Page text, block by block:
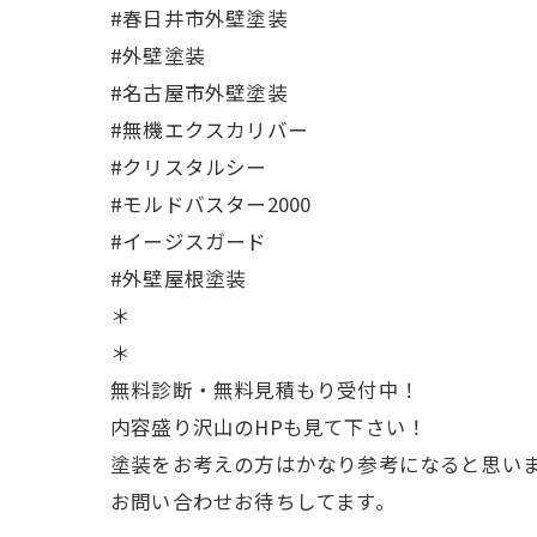
#春日井市外壁塗装
#外壁塗装
#名古屋市外壁塗装
#無機エクスカリバー
#クリスタルシー
#モルドバスター2000
#イージスガード
#外壁屋根塗装
＊
＊
無料診断・無料見積もり受付中！
内容盛り沢山のHPも見て下さい！
塗装をお考えの方はかなり参考になると思い
お問い合わせお待ちしてます。